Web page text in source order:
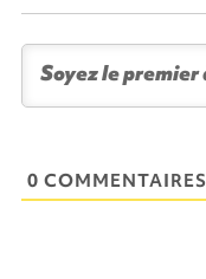
0 COMMENTAIRES